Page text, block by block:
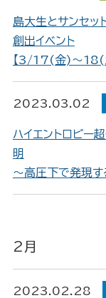
島大生とサンセ
創出イベント
【3/17(金)～18(
2023.03.02
ハイエントロピー
明
～高圧下で発現
2月
2023.02.28